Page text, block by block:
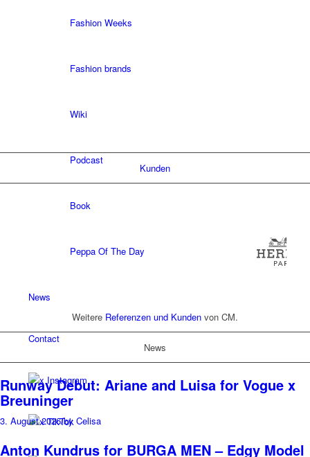
Fashion Weeks
Fashion brands
Wiki
Podcast
Book
Peppa Of The Day
News
Contact
x Instagram
x TikTok
Kunden
Weitere Referenzen und Kundenvon CM.
News
Runway Debut: Ariane and Luisa for Vogue x
Breuninger
3. August 2026/by Celisa
Anton Kundrus for BURGA MEN – Edgy Model